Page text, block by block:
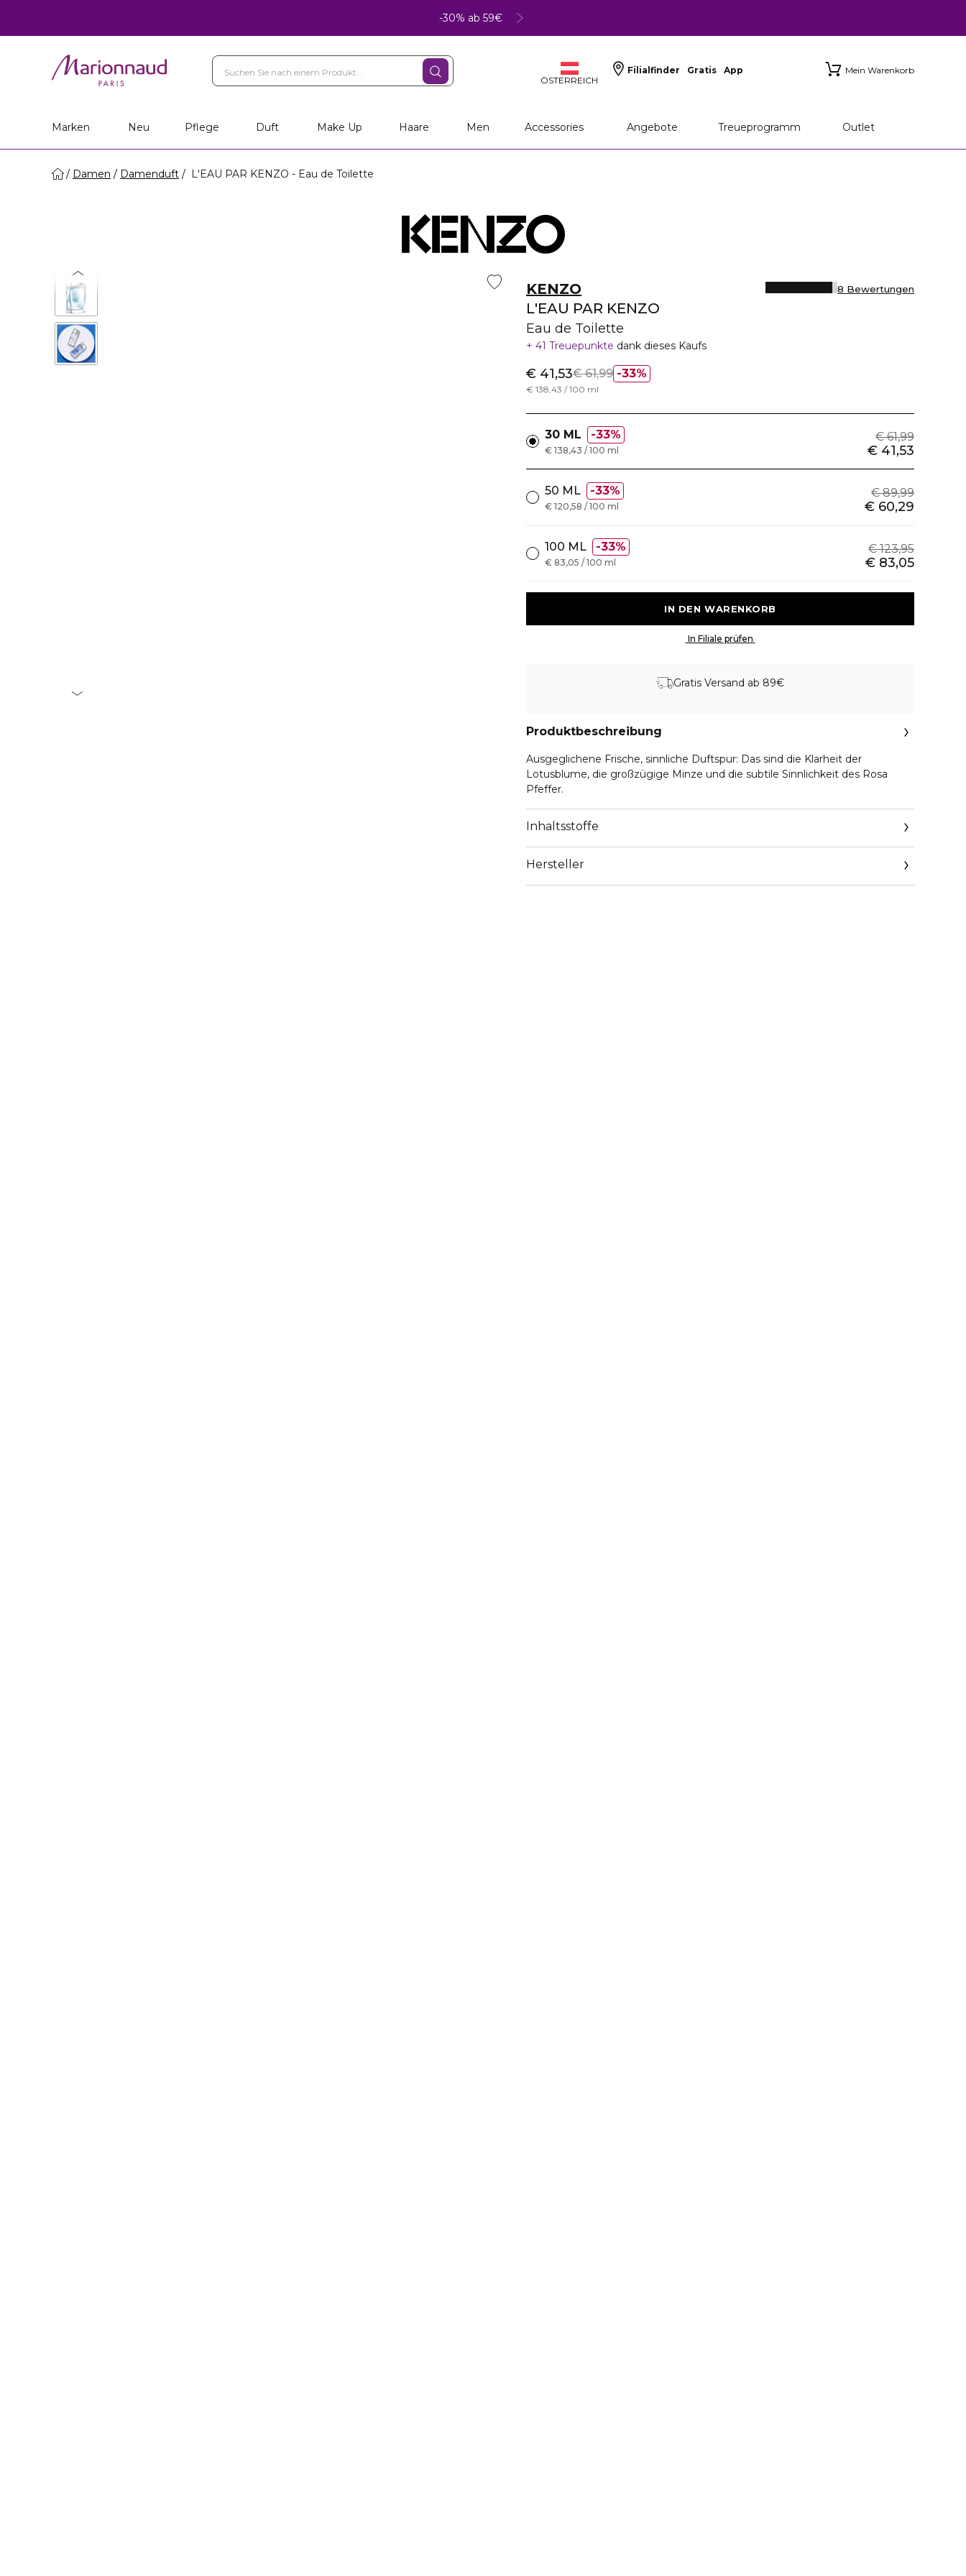
-30% ab 59€
ÖSTERREICH
Filialfinder Gratis App Mein Warenkorb
Marken Neu Pflege Duft Make Up Haare Men Accessories Angebote Treueprogramm Outlet
Damen Damenduft L'EAU PAR KENZO - Eau de Toilette
KENZO
L'EAU PAR KENZO
Eau de Toilette
8 Bewertungen
41 Treuepunkte dank dieses Kaufs
33%
€ 41,53€ 61,99
€ 138,43 / 100 ml
30 ML 33% € 61,99
€ 41,53
€ 138,43 / 100 ml
50 ML 33% € 89,99
€ 60,29
€ 120,58 / 100 ml
100 ML 33% € 123,95
€ 83,05
€ 83,05 / 100 ml
Gratis Versand ab 89€
Produktbeschreibung
Ausgeglichene Frische, sinnliche Duftspur: Das sind die Klarheit der
Lotusblume, die großzügige Minze und die subtile Sinnlichkeit des Rosa
Pfeffer.
Inhaltsstoffe
Hersteller